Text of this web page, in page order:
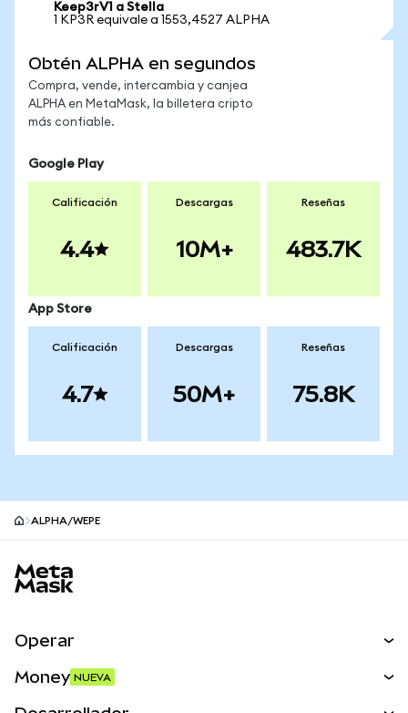
Keep3rV1 a Stella
1 KP3R equivale a 1553,4527 ALPHA
Obtén ALPHA en segundos
Compra, vende, intercambia y canjea
ALPHA en MetaMask, la billetera cripto
más confiable.
Google Play
Calificación
4.4
Descargas
10M+
Reseñas
483.7K
App Store
Calificación
4.7
Descargas
50M+
Reseñas
75.8K
ALPHA/WEPE
Operar
Money NUEVA